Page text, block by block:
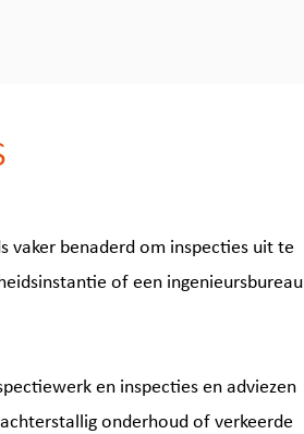
vaker benaderd om inspecties uit te
of een ingenieursbureau
en inspecties en adviezen
onderhoud of verkeerde